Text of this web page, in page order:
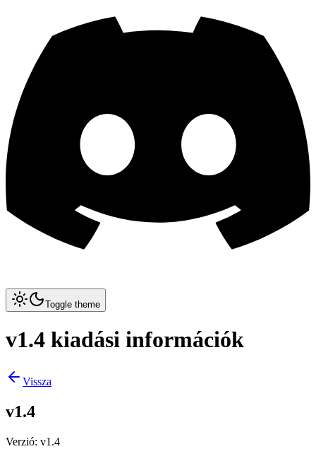
Toggle theme
v1.4 kiadási információk
Vissza
v1.4
Verzió: v1.4